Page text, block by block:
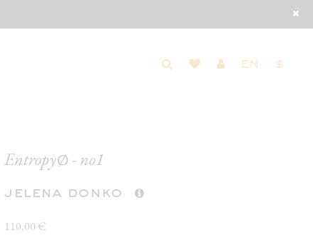
EN $
Entropy∅ - no1
jelena donko
110,00 €